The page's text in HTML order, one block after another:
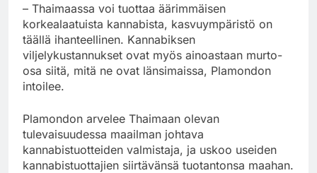
– Thaimaassa voi tuottaa äärimmäisen
korkealaatuista kannabista, kasvuympäristö on
täällä ihanteellinen. Kannabiksen
viljelykustannukset ovat myös ainoastaan murto-
osa siitä, mitä ne ovat länsimaissa, Plamondon
intoilee.
Plamondon arvelee Thaimaan olevan
tulevaisuudessa maailman johtava
kannabistuotteiden valmistaja, ja uskoo useiden
kannabistuottajien siirtävänsä tuotantonsa maahan.